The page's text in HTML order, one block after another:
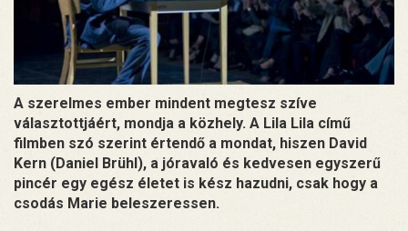
A szerelmes ember mindent megtesz szíve
választottjáért, mondja a közhely. A Lila Lila című
filmben szó szerint értendő a mondat, hiszen David
Kern (Daniel Brühl), a jóravaló és kedvesen egyszerű
pincér egy egész életet is kész hazudni, csak hogy a
csodás Marie beleszeressen.